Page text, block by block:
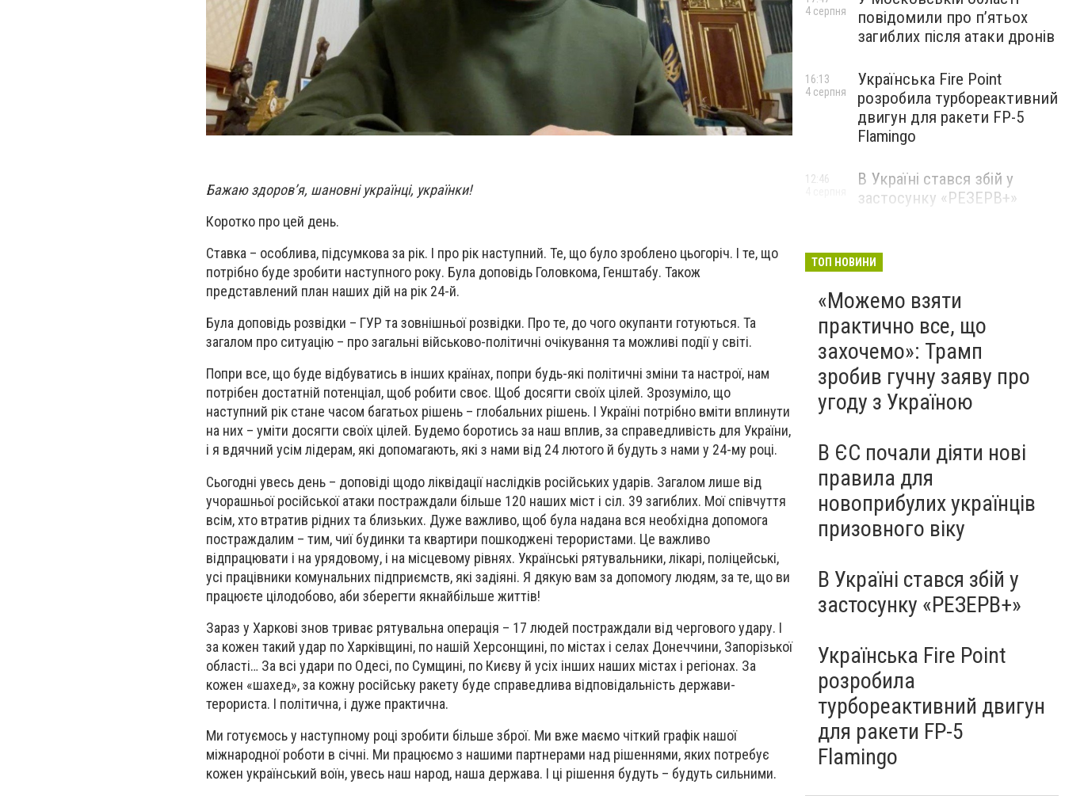
Бажаю здоровʼя, шановні українці, українки!
Коротко про цей день.
Ставка – особлива, підсумкова за рік. І про рік наступний. Те, що було зроблено цьогоріч. І те, що
потрібно буде зробити наступного року. Була доповідь Головкома, Генштабу. Також
представлений план наших дій на рік 24-й.
Була доповідь розвідки – ГУР та зовнішньої розвідки. Про те, до чого окупанти готуються. Та
загалом про ситуацію – про загальні військово-політичні очікування та можливі події у світі.
Попри все, що буде відбуватись в інших країнах, попри будь-які політичні зміни та настрої, нам
потрібен достатній потенціал, щоб робити своє. Щоб досягти своїх цілей. Зрозуміло, що
наступний рік стане часом багатьох рішень – глобальних рішень. І Україні потрібно вміти вплинути
на них – уміти досягти своїх цілей. Будемо боротись за наш вплив, за справедливість для України,
і я вдячний усім лідерам, які допомагають, які з нами від 24 лютого й будуть з нами у 24-му році.
Сьогодні увесь день – доповіді щодо ліквідації наслідків російських ударів. Загалом лише від
учорашньої російської атаки постраждали більше 120 наших міст і сіл. 39 загиблих. Мої співчуття
всім, хто втратив рідних та близьких. Дуже важливо, щоб була надана вся необхідна допомога
постраждалим – тим, чиї будинки та квартири пошкоджені терористами. Це важливо
відпрацювати і на урядовому, і на місцевому рівнях. Українські рятувальники, лікарі, поліцейські,
усі працівники комунальних підприємств, які задіяні. Я дякую вам за допомогу людям, за те, що ви
працюєте цілодобово, аби зберегти якнайбільше життів!
Зараз у Харкові знов триває рятувальна операція – 17 людей постраждали від чергового удару. І
за кожен такий удар по Харківщині, по нашій Херсонщині, по містах і селах Донеччини, Запорізької
області… За всі удари по Одесі, по Сумщині, по Києву й усіх інших наших містах і регіонах. За
кожен «шахед», за кожну російську ракету буде справедлива відповідальність держави-
терориста. І політична, і дуже практична.
Ми готуємось у наступному році зробити більше зброї. Ми вже маємо чіткий графік нашої
міжнародної роботи в січні. Ми працюємо з нашими партнерами над рішеннями, яких потребує
кожен український воїн, увесь наш народ, наша держава. І ці рішення будуть – будуть сильними.
повідомили про п’ятьох
загиблих після атаки дронів
4 серпня
Українська Fire Point
розробила турбореактивний
двигун для ракети FP-5
Flamingo
16:13
4 серпня
В Україні стався збій у
застосунку «РЕЗЕРВ+»
12:46
ТОП НОВИНИ
«Можемо взяти
практично все, що
захочемо»: Трамп
зробив гучну заяву про
угоду з Україною
В ЄС почали діяти нові
правила для
новоприбулих українців
призовного віку
В Україні стався збій у
застосунку «РЕЗЕРВ+»
Українська Fire Point
розробила
турбореактивний двигун
для ракети FP-5
Flamingo